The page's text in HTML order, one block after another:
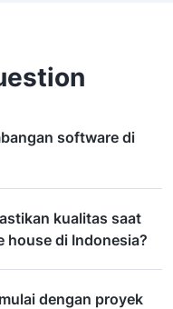
software di
kualitas saat
house di Indonesia?
dengan proyek